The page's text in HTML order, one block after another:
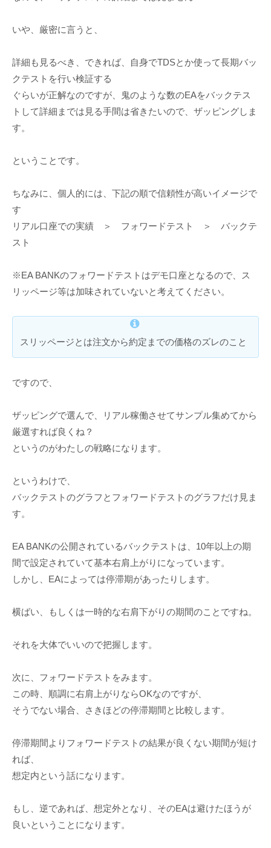
いや、厳密に言うと、
詳細も見るべき、できれば、自身でTDSとか使って長期バッ
クテストを行い検証する
ぐらいが正解なのですが、鬼のような数のEAをバックテス
トして詳細までは見る手間は省きたいので、ザッピングしま
す。
ということです。
ちなみに、個人的には、下記の順で信頼性が高いイメージで
す
リアル口座での実績 ＞ フォワードテスト ＞ バックテ
スト
※EA BANKのフォワードテストはデモ口座となるので、ス
リッページ等は加味されていないと考えてください。
スリッページとは注文から約定までの価格のズレのこと
ですので、
ザッピングで選んで、リアル稼働させてサンプル集めてから
厳選すれば良くね？
というのがわたしの戦略になります。
というわけで、
バックテストのグラフとフォワードテストのグラフだけ見ま
す。
EA BANKの公開されているバックテストは、10年以上の期
間で設定されていて基本右肩上がりになっています。
しかし、EAによっては停滞期があったりします。
横ばい、もしくは一時的な右肩下がりの期間のことですね。
それを大体でいいので把握します。
次に、フォワードテストをみます。
この時、順調に右肩上がりならOKなのですが、
そうでない場合、さきほどの停滞期間と比較します。
停滞期間よりフォワードテストの結果が良くない期間が短け
れば、
想定内という話になります。
もし、逆であれば、想定外となり、そのEAは避けたほうが
良いということになります。